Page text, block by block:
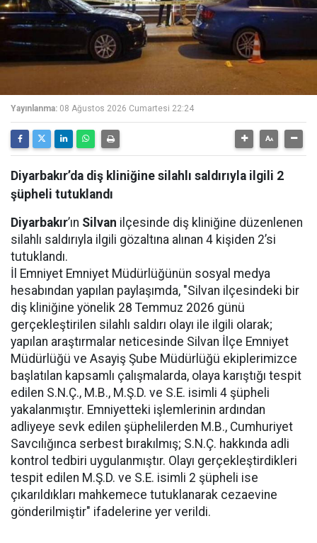
Yayınlanma: 08 Ağustos 2026 Cumartesi 22:24
Diyarbakır’da diş kliniğine silahlı saldırıyla ilgili 2
şüpheli tutuklandı
Diyarbakır’ın Silvan ilçesinde diş kliniğine düzenlenen
silahlı saldırıyla ilgili gözaltına alınan 4 kişiden 2’si
tutuklandı.
İl Emniyet Emniyet Müdürlüğünün sosyal medya
hesabından yapılan paylaşımda, "Silvan ilçesindeki bir
diş kliniğine yönelik 28 Temmuz 2026 günü
gerçekleştirilen silahlı saldırı olayı ile ilgili olarak;
yapılan araştırmalar neticesinde Silvan İlçe Emniyet
Müdürlüğü ve Asayiş Şube Müdürlüğü ekiplerimizce
başlatılan kapsamlı çalışmalarda, olaya karıştığı tespit
edilen S.N.Ç., M.B., M.Ş.D. ve S.E. isimli 4 şüpheli
yakalanmıştır. Emniyetteki işlemlerinin ardından
adliyeye sevk edilen şüphelilerden M.B., Cumhuriyet
Savcılığınca serbest bırakılmış; S.N.Ç. hakkında adli
kontrol tedbiri uygulanmıştır. Olayı gerçekleştirdikleri
tespit edilen M.Ş.D. ve S.E. isimli 2 şüpheli ise
çıkarıldıkları mahkemece tutuklanarak cezaevine
gönderilmiştir" ifadelerine yer verildi.